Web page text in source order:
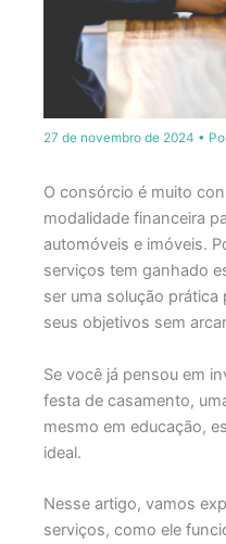
27 de novembro de 2024 •
O consórcio é muito
modalidade financeira
automóveis e imóveis.
serviços tem ganhado
ser uma solução prática
seus objetivos sem
Se você já pensou em
festa de casamento,
mesmo em educação,
ideal.
Nesse artigo, vamos
serviços, como ele